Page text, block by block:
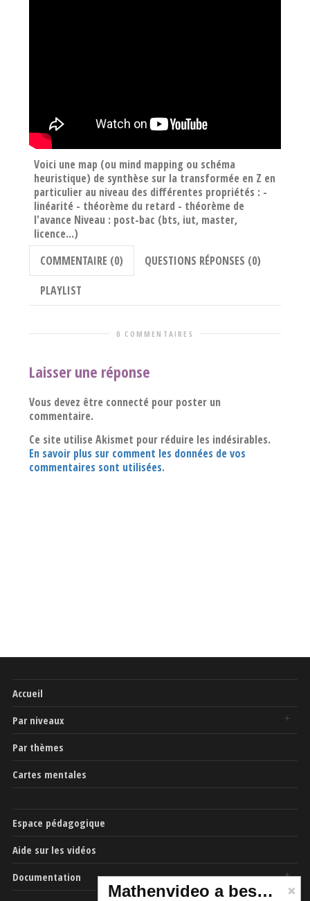
Voici une map (ou mind mapping ou schéma
heuristique) de synthèse sur la transformée en Z en
particulier au niveau des différentes propriétés : -
linéarité - théorème du retard - théorème de
l'avance Niveau : post-bac (bts, iut, master,
licence...)
COMMENTAIRE (0)
QUESTIONS RÉPONSES (0)
PLAYLIST
0 COMMENTAIRES
Laisser une réponse
Vous devez être connecté pour poster un
commentaire.
Ce site utilise Akismet pour réduire les indésirables.
En savoir plus sur comment les données de vos
commentaires sont utilisées.
Accueil
Par niveaux
Par thèmes
Cartes mentales
Espace pédagogique
Aide sur les vidéos
Documentation
Mathenvideo a besoin de vous